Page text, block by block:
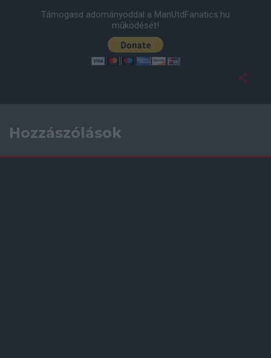
Támogasd adományoddal a ManUtdFanatics.hu
működését!
Hozzászólások